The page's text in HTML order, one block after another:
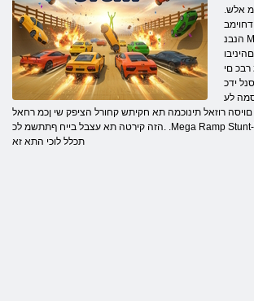
.םינוכיס תחקל םידחפמ אלש
הנבנ Mega Ram .ץע תצלפמ -
םי
ידכ
לע
םויסה רוזאל תינוכמה תא חקיתש קחורל הציפק שי ןכמ רחאל
.הזה קירטה תא עצבל בייח ףתתשמ לכ .Mega Ramp Stunt-ב ינוריע ףחס בצמל
תכלל לוכי התא זא